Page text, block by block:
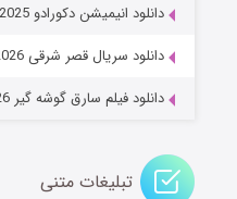
قسمت۲ (زیرنویس)
دانلود انیمیشن دکورادو Decorado 2025
دانلود سریال قصر شرقی The East Palace 2026
دانلود فیلم سارق گوشه گیر The Isolate Thief 2026
تبلیغات متنی